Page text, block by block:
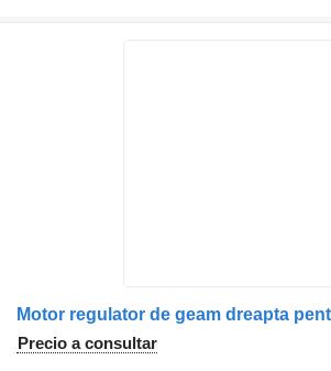
Precio a consultar